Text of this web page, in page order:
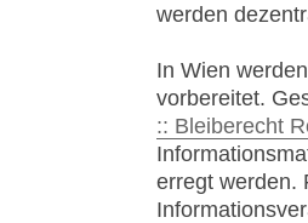
werden
In Wien
vorbereitet.
:: Bleiberecht
erregt werden.